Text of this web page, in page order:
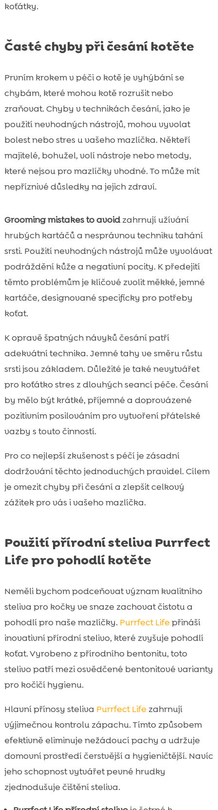
koťátky.
Časté chyby při česání kotěte
Prvním krokem v péči o kotě je vyhýbání se
chybám, které mohou kotě rozrušit nebo
zraňovat. Chyby v technikách česání, jako je
použití nevhodných nástrojů, mohou vyvolat
bolest nebo stres u vašeho mazlíčka. Někteří
majitelé, bohužel, volí nástroje nebo metody,
které nejsou pro mazlíčky vhodné. To může mít
nepříznivé důsledky na jejich zdraví.
Grooming mistakes to avoidzahrnují užívání
hrubých kartáčů a nesprávnou techniku tahání
srsti. Použití nevhodných nástrojů může vyvolávat
podráždění kůže a negativní pocity. K předejití
těmto problémům je klíčové zvolit měkké, jemné
kartáče, designované specificky pro potřeby
koťat.
K opravě špatných návyků česání patří
adekvátní technika. Jemné tahy ve směru růstu
srsti jsou základem. Důležité je také nevytvářet
pro koťátko stres z dlouhých seancí péče. Česání
by mělo být krátké, příjemné a doprovázené
pozitivním posilováním pro vytvoření přátelské
vazby s touto činností.
Pro co nejlepší zkušenost s péčí je zásadní
dodržování těchto jednoduchých pravidel. Cílem
je omezit chyby při česání a zlepšit celkový
zážitek pro vás i vašeho mazlíčka.
Použití přírodní steliva Purrfect
Life pro pohodlí kotěte
Neměli bychom podceňovat význam kvalitního
steliva pro kočky ve snaze zachovat čistotu a
pohodlí pro naše mazlíčky. Purrfect Life přináší
inovativní přírodní stelivo, které zvyšuje pohodlí
koťat. Vyrobeno z přírodního bentonitu, toto
stelivo patří mezi osvědčené bentonitové varianty
pro kočičí hygienu.
Hlavní přínosy steliva Purrfect Life zahrnují
výjimečnou kontrolu zápachu. Tímto způsobem
efektivně eliminuje nežádoucí pachy a udržuje
domovní prostředí čerstvější a hygieničtější. Navíc
jeho schopnost vytvářet pevné hrudky
zjednodušuje čištění steliva.